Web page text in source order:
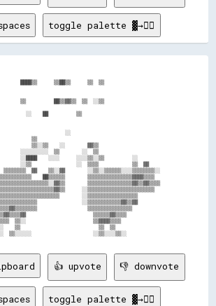
toggle palette ▓→✊🏽
████▒▒      ▒▒██▒▒      ▒▒  ▒▒
▒▒          ██▒▒▓▓▒▒  ▒▒  ░░▒▒
░░    ██          ▒▒
░░
▒▒
▒▒░░▒▒    ░░        ▓▓▒▒
░░░░░░░░░░  ▒▒        ░░  ▒▒
░░████    ░░░░      ░░░░▒▒░░▒▒          ░░
░░▒▒                ░░  ▒▒▒▒            ▒▒  ▓▓
▒▒▒▒▒▒▒▒  ▓▓    ▒▒░░▓▓        ░░▒▒░░▒▒▒▒▒▒░░░░▒▒▒▒▒▒▒▒░░
██▒▒▒▒▒▒        ▒▒▒▒▒▒▒▒▒▒▒▒▒▒▒▒▓▓▓▓▒▒▒▒
▒▒▒▒▒▒▒▒▒▒▒▒▒▒▒▒▓▓▒▒▓▓▒▒▒▒
░░▒▒▒▒▒▒▒▒▒▒▒▒▒▒▒▒▒▒▒▒▒▒▒▒
░░▒▒▒▒▒▒▒▒▒▒▒▒▒▒▒▒▒▒
░░▒▒▒▒▒▒▒▒▒▒▒▒▓▓▒▒▓▓
▒▒▒▒▒▒▒▒▒▒▒▒▒▒▒▒
▒▒▒▒▒▒▓▓▒▒▒▒
▒▒░░                        ▒▒▓▓▓▓▒▒▒▒
░░    ▒▒                            ▒▒  ▒▒
👍 upvote 👎 downvote
toggle palette ▓→✊🏽